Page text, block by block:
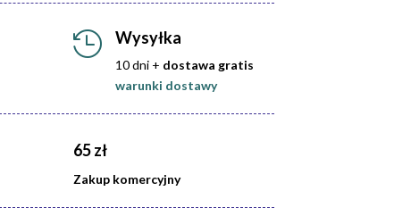
 Wysyłka
10 dni + dostawa gratis
warunki dostawy
65 zł
Zakup komercyjny